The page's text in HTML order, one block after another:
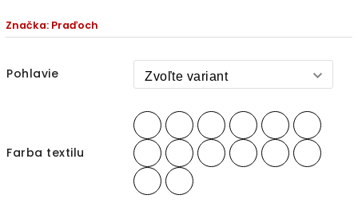
Značka: Praďoch
Pohlavie
Farba textilu